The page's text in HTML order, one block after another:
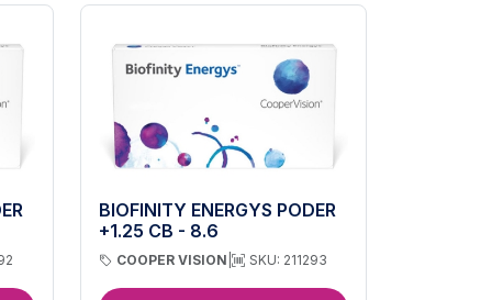
BIOFINITY ENERGYS PODER
+1.25 CB - 8.6
COOPER VISION SKU: 211293